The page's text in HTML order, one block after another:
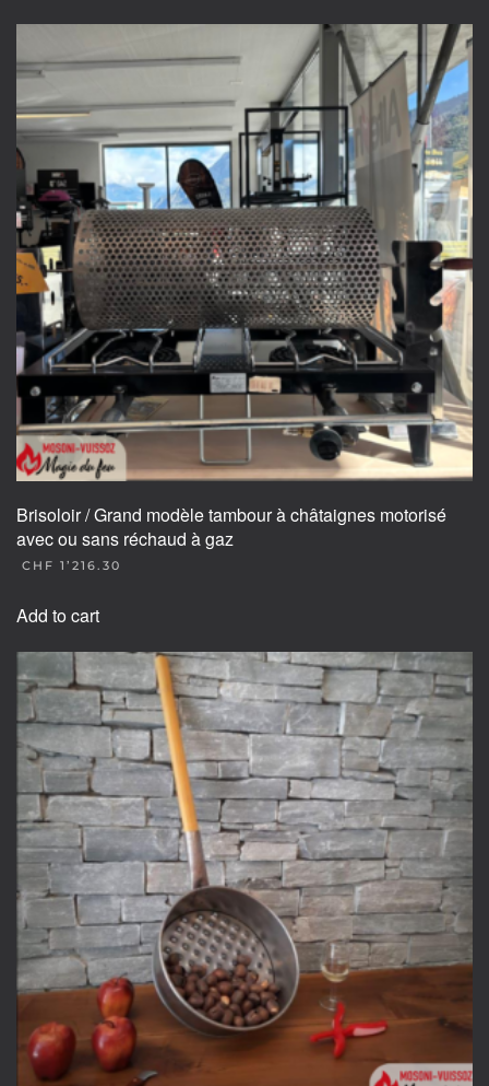
Brisoloir / Grand modèle tambour à châtaignes motorisé
avec ou sans réchaud à gaz
CHF 1’216.30
Add to cart